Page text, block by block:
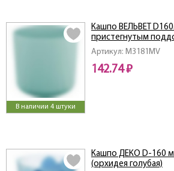
В наличии 4 штуки
Артикул: M3181MV
Кашпо ВЕЛЬВЕТ
пристегнутым
142.74 ₽
Кашпо ДЕКО D-160
(орхидея голубая)